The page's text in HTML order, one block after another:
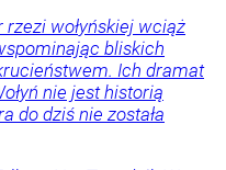
wołyńskiej wciąż
bliskich
Ich dramat
nie jest historią
do dziś nie została